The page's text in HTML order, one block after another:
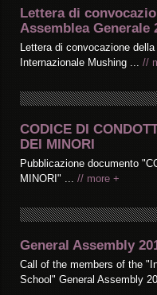
Lettera di
Assemblea Generale
Lettera di convocazione
Internazionale Mushing ... //
CODICE DI
DEI MINORI
Pubblicazione documento
MINORI" ... // more +
General Assembly
Call of the members of the
School" General Assembly